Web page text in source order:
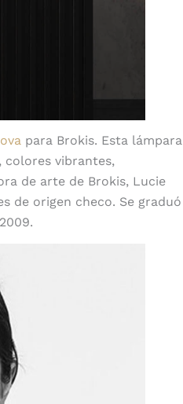
para Brokis. Esta lámpara
colores vibrantes,
de arte de Brokis, Lucie
de origen checo. Se graduó